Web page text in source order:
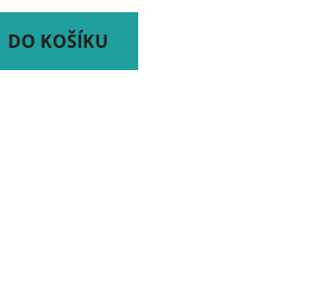
DO KOŠÍKU